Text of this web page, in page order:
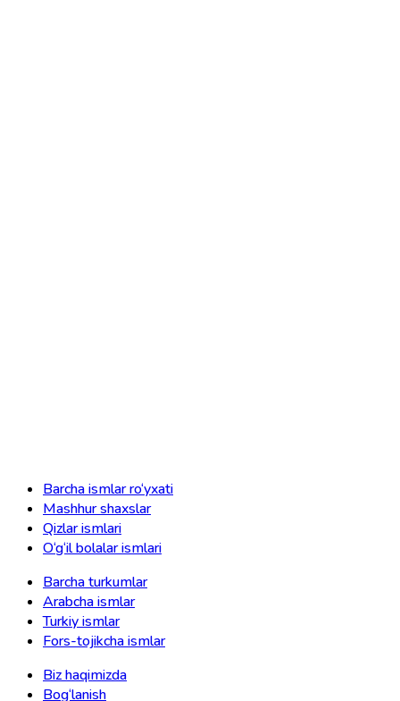
Barcha ismlar ro‘yxati
Mashhur shaxslar
Qizlar ismlari
O‘g‘il bolalar ismlari
Barcha turkumlar
Arabcha ismlar
Turkiy ismlar
Fors-tojikcha ismlar
Biz haqimizda
Bog‘lanish